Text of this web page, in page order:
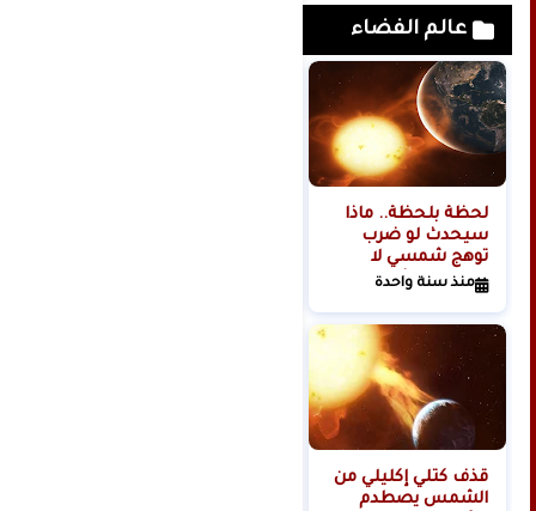
عالم الفضاء
لحظة بلحظة.. ماذا
سيحدث لو ضرب
توهج شمسي لا
تتحمله البشرية
منذ سنة واحدة
قذف كتلي إكليلي من
الشمس يصطدم